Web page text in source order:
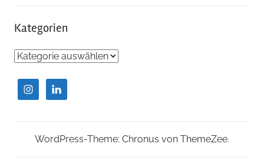
Kategorien
Kategorien
WordPress-Theme: Chronus von ThemeZee.